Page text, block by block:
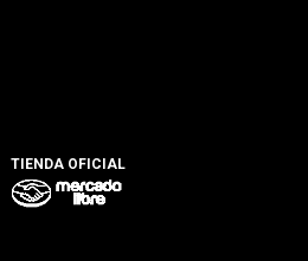
TIENDA OFICIAL